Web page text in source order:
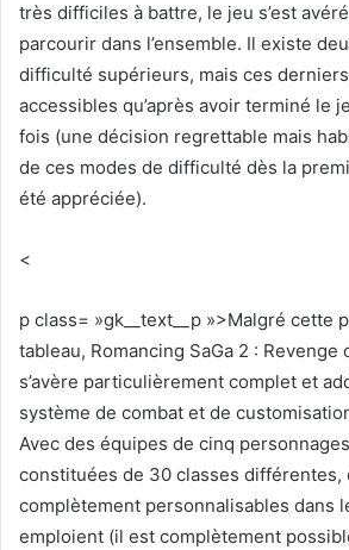
très difficiles à battre, le jeu s’est
parcourir dans l’ensemble. Il existe
difficulté supérieurs, mais ces
accessibles qu’après avoir terminé le
fois (une décision regrettable mais
de ces modes de difficulté dès la
été appréciée).
<
p class= »gk__text__p »>Malgré cette
tableau, Romancing SaGa 2 : Revenge
s’avère particulièrement complet et
système de combat et de
Avec des équipes de cinq
constituées de 30 classes différentes,
complètement personnalisables dans
emploient (il est complètement